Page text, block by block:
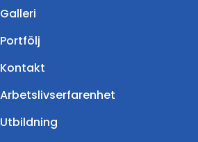
Galleri
Portfölj
Kontakt
Arbetslivserfarenhet
Utbildning